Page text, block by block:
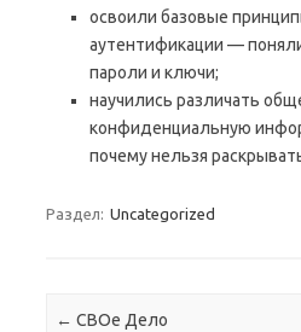
освоили базовые
аутентификации —
пароли и ключи;
научились различать
конфиденциальную
почему нельзя
Раздел: Uncategorized
Навигация по записям
← СВОе Дело